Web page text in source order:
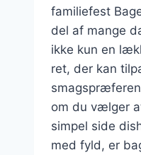
familiefest
del af mange
ikke kun en
ret, der kan
om du vælger
simpel side
med fyld, er